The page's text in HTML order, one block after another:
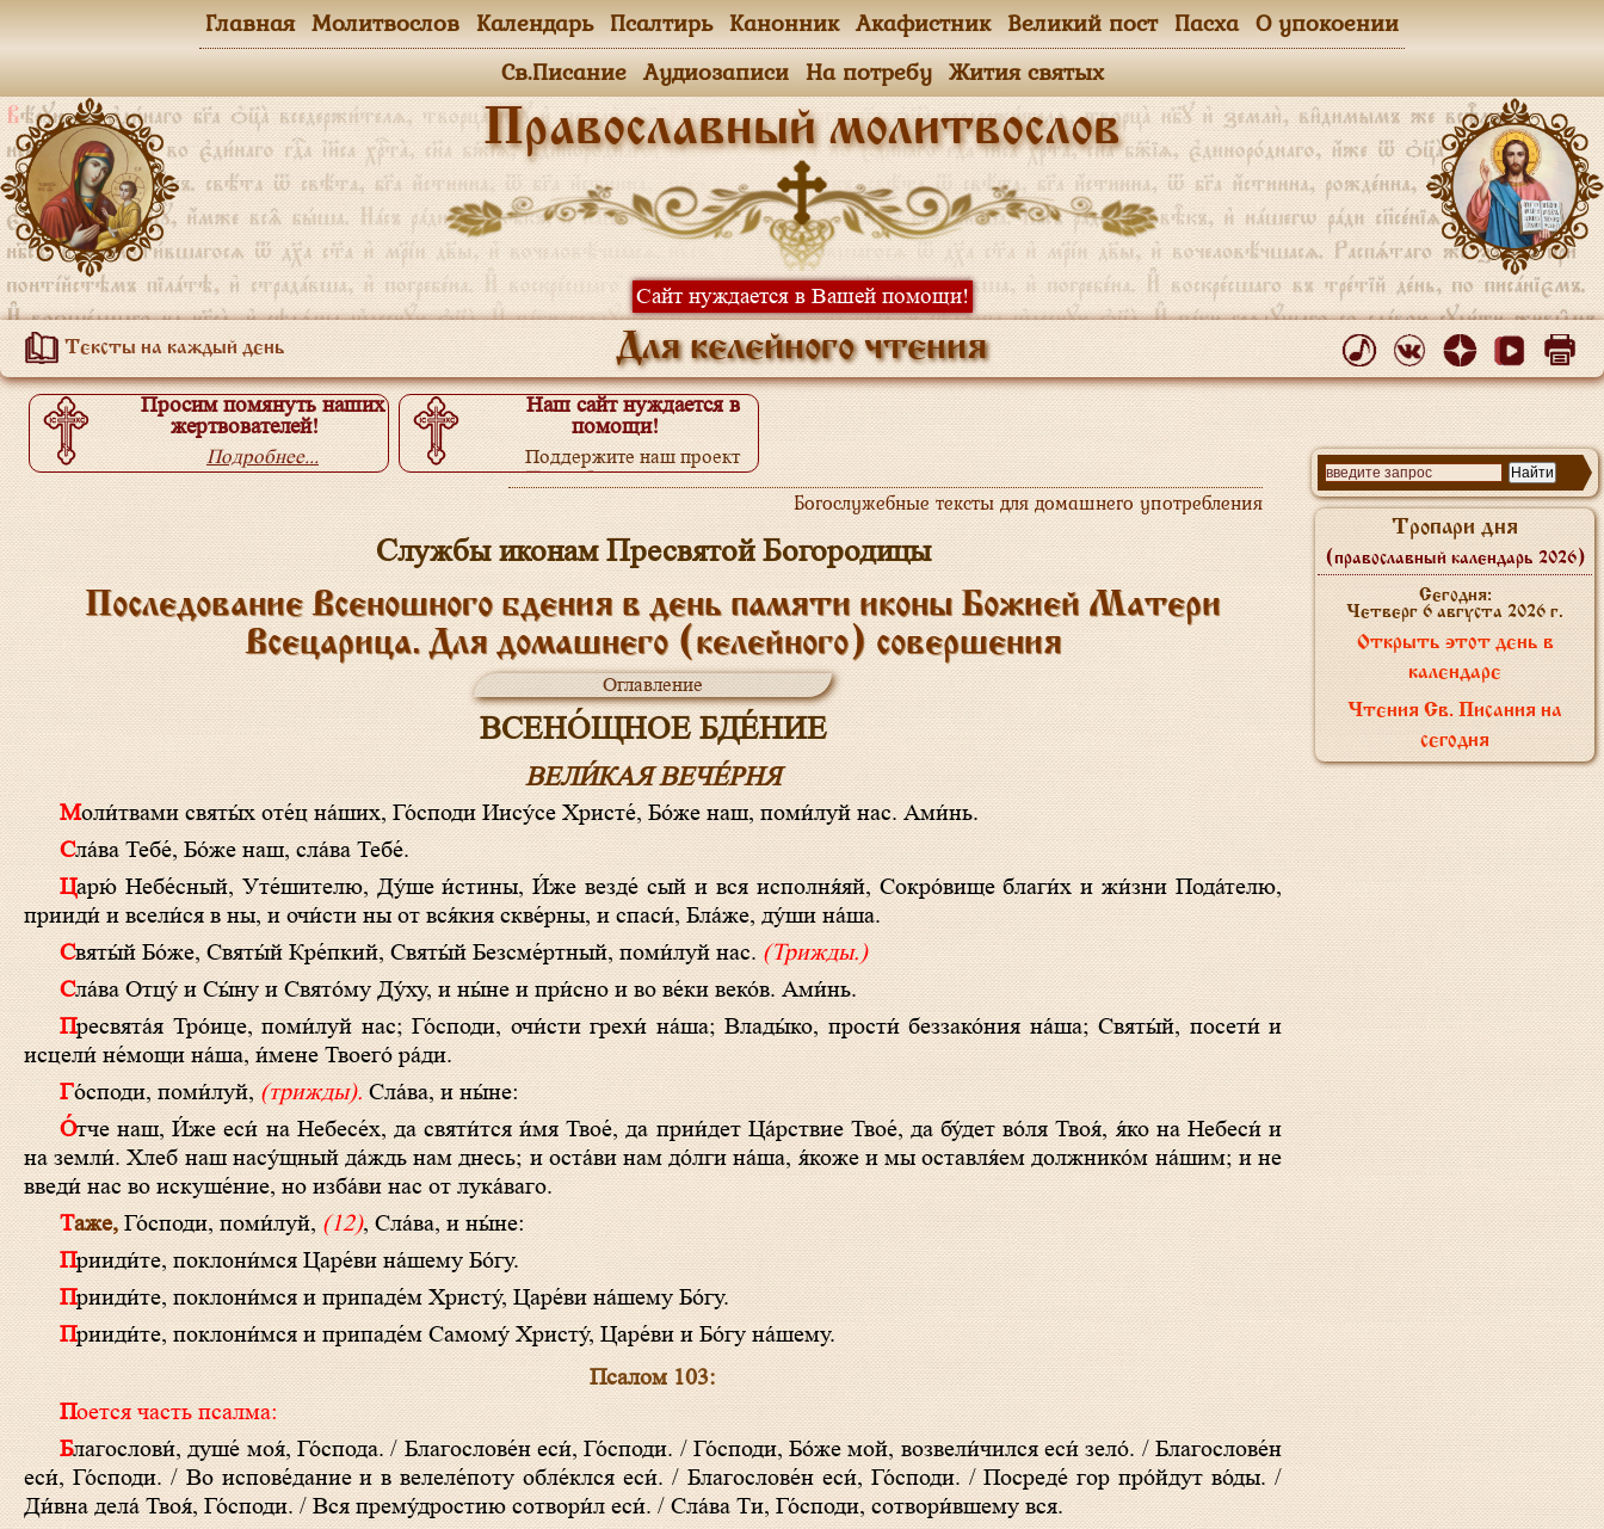
Православный молитвослов
Сайт нуждается в Вашей помощи!
Тексты на каждый день Для келейного чтения
Главная Молитвослов Календарь Псалтирь Канонник Акафистник Великий пост Пасха О упокоении
Св.Писание Аудиозаписи На потребу Жития святых
Просим помянуть наших
жертвователей!
Подробнее...
Наш сайт нуждается в
помощи!
Поддержите наш проект
Подробнее...
Богослужебные тексты для домашнего употребления
Службы иконам Пресвятой Богородицы
Последование Всеношного бдения в день памяти иконы Божией Матери
Всецарица. Для домашнего (келейного) совершения
Оглавление
ВСЕНО́ЩНОЕ БДЕ́НИЕ
ВЕЛИ́КАЯ ВЕЧЕ́РНЯ
Моли́твами святы́х оте́ц на́ших, Го́споди Иису́се Христе́, Бо́же наш, поми́луй нас. Ами́нь.
Сла́ва Тебе́, Бо́же наш, сла́ва Тебе́.
Царю́ Небе́сный, Уте́шителю, Ду́ше и́стины, И́же везде́ сый и вся исполня́яй, Сокро́вище благи́х и жи́зни Пода́телю,
прииди́ и всели́ся в ны, и очи́сти ны от вся́кия скве́рны, и спаси́, Бла́же, ду́ши на́ша.
Святы́й Бо́же, Святы́й Кре́пкий, Святы́й Безсме́ртный, поми́луй нас.(Трижды.)
Сла́ва Отцу́ и Сы́ну и Свято́му Ду́ху, и ны́не и при́сно и во ве́ки веко́в. Ами́нь.
Пресвята́я Тро́ице, поми́луй нас; Го́споди, очи́сти грехи́ на́ша; Влады́ко, прости́ беззако́ния на́ша; Святы́й, посети́ и
исцели́ не́мощи на́ша, и́мене Твоего́ ра́ди.
Го́споди, поми́луй,(трижды).Сла́ва, и ны́не:
О́тче наш, И́же еси́ на Небесе́х, да святи́тся и́мя Твое́, да прии́дет Ца́рствие Твое́, да бу́дет во́ля Твоя́, я́ко на Небеси́ и
на земли́. Хлеб наш насу́щный да́ждь нам днесь; и оста́ви нам до́лги на́ша, я́коже и мы оставля́ем должнико́м на́шим; и не
введи́ нас во искуше́ние, но изба́ви нас от лука́ваго.
Таже,Го́споди, поми́луй,(12), Сла́ва, и ны́не:
Прииди́те, поклони́мся Царе́ви на́шему Бо́гу.
Прииди́те, поклони́мся и припаде́м Христу́, Царе́ви на́шему Бо́гу.
Прииди́те, поклони́мся и припаде́м Самому́ Христу́, Царе́ви и Бо́гу на́шему.
Псалом 103:
Поется часть псалма:
Благослови́, душе́ моя́, Го́спода. / Благослове́н еси́, Го́споди. / Го́споди, Бо́же мой, возвели́чился еси́ зело́. / Благослове́н
еси́, Го́споди. / Во испове́дание и в велеле́поту обле́клся еси́. / Благослове́н еси́, Го́споди. / Посреде́ гор про́йдут во́ды. /
Ди́вна дела́ Твоя́, Го́споди. / Вся прему́дростию сотвори́л еси́. / Сла́ва Ти, Го́споди, сотвори́вшему вся.
Тропари дня
(православный календарь 2026)
Сегодня:
Четверг 6 августа 2026 г.
Открыть этот день в
календаре
Чтения Св. Писания на
сегодня